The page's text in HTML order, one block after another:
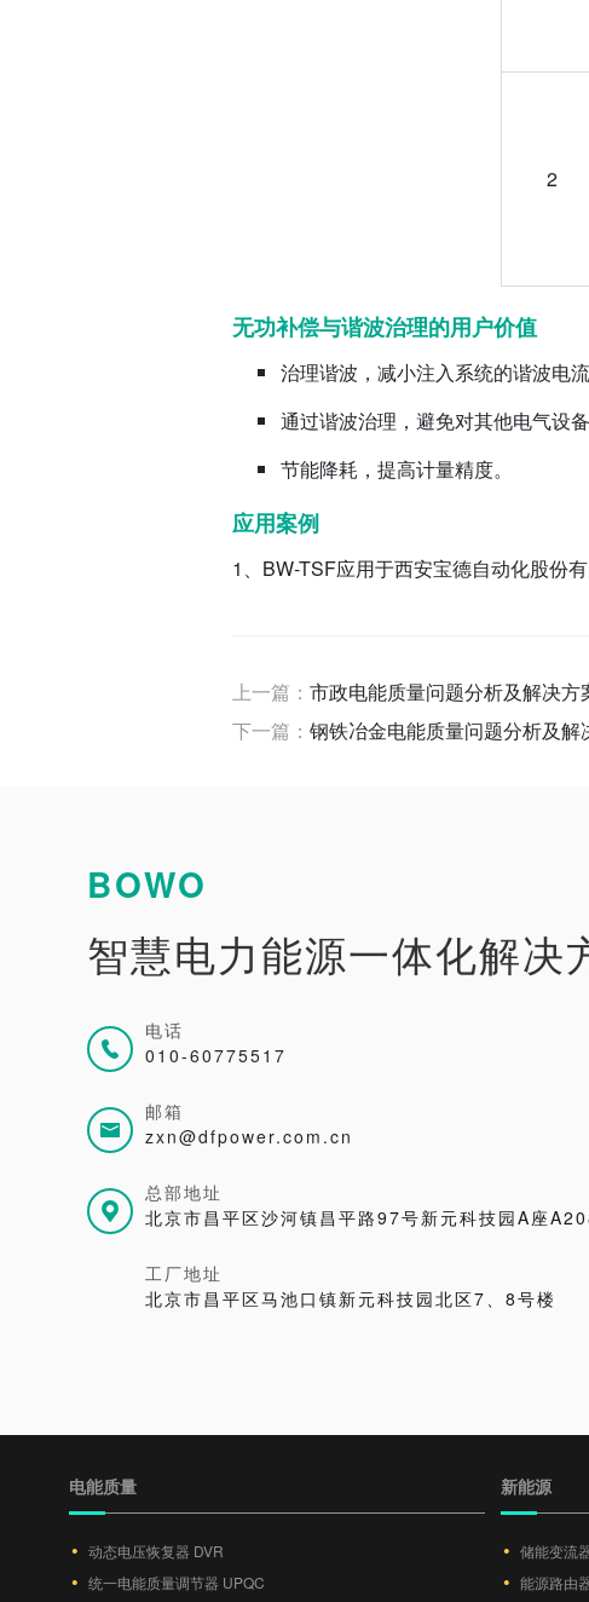
2
无功补偿与谐波治理的用户价值
治理谐波，减小注入系统的谐波电
通过谐波治理，避免对其他电气设
节能降耗，提高计量精度。
应用案例
1、BW-TSF应用于西安宝德自动化股份
上一篇： 市政电能质量问题分析及解决方
下一篇： 钢铁冶金电能质量问题分析及解
BOWO
智慧电力能源一体化解决
电话
010-60775517
邮箱
zxn@dfpower.com.cn
总部地址
北京市昌平区沙河镇昌平路97号新元科技园A座
工厂地址
北京市昌平区马池口镇新元科技园北区7、8号楼
电能质量
动态电压恢复器 DVR
统一电能质量调节器 UPQC
新能源
储能变流
能源路由